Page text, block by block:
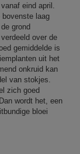
eind april.
bovenste laag
grond
over de
gemiddelde is
uit het
onkruid kan
van stokjes.
zich goed
wordt het, een
bloei